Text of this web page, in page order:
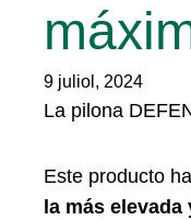
9 juliol, 2024
La pilona
Este producto
la más